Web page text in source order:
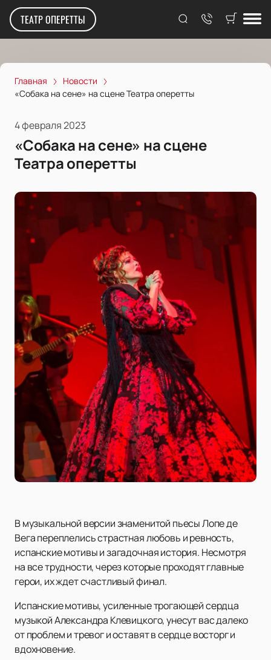
ТЕАТР ОПЕРЕТТЫ
Главная
Новости
«Собака на сене» на сцене Театра оперетты
4 февраля 2023
«Собака на сене» на сцене
Театра оперетты
В музыкальной версии знаменитой пьесы Лопе де
Вега переплелись страстная любовь и ревность,
испанские мотивы и загадочная история. Несмотря
на все трудности, через которые проходят главные
герои, их ждет счастливый финал.
Испанские мотивы, усиленные трогающей сердца
музыкой Александра Клевицкого, унесут вас далеко
от проблем и тревог и оставят в сердце восторг и
вдохновение.